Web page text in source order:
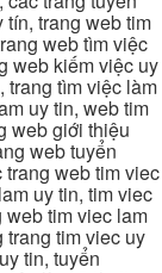
trang web tim
web tìm việc
web kiếm việc uy
trang tìm việc làm
uy tin, web tim
web giới thiệu
web tuyển
web tim viec
uy tin, tim viec
web tim viec lam
trang tim viec uy
tin, tuyển